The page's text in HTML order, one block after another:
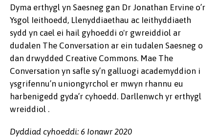
Dyma erthygl yn Saesneg gan Dr Jonathan Ervine o’r
Ysgol Ieithoedd, Llenyddiaethau ac Ieithyddiaeth
sydd yn cael ei hail gyhoeddi o'r gwreiddiol ar
dudalen The Conversation ar ein tudalen Saesneg o
dan drwydded Creative Commons. Mae The
Conversation yn safle sy’n galluogi academyddion i
ysgrifennu’n uniongyrchol er mwyn rhannu eu
harbenigedd gyda’r cyhoedd. Darllenwch yr erthygl
wreiddiol .
Dyddiad cyhoeddi: 6 Ionawr 2020